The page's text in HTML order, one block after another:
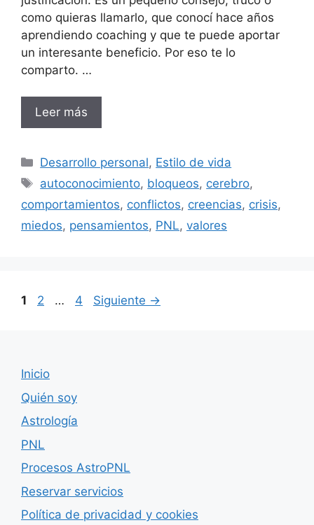
como quieras llamarlo, que conocí hace años
aprendiendo coaching y que te puede aportar
un interesante beneficio. Por eso te lo
comparto. …
Leer más
Categorías
Desarrollo personal, Estilo de vida
Etiquetas
autoconocimiento, bloqueos, cerebro,
comportamientos, conflictos, creencias, crisis,
miedos, pensamientos, PNL, valores
Página
1 Página
2 … Página
4 Siguiente →
Inicio
Quién soy
Astrología
PNL
Procesos AstroPNL
Reservar servicios
Política de privacidad y cookies